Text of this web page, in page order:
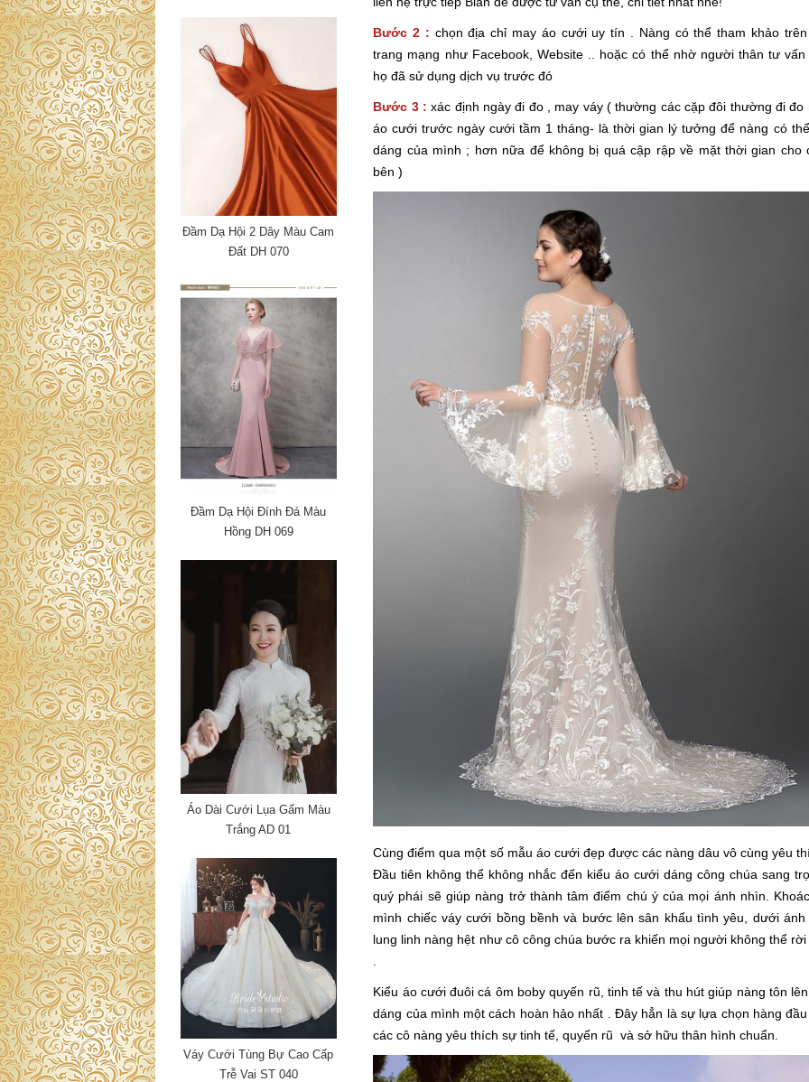
Bước 2 : chọn địa chỉ may áo cưới uy tín . Nàng có thể tham khảo
trang mạng như Facebook, Website .. hoặc có thể nhờ người thân tư vấn
họ đã sử dụng dịch vụ trước đó
Bước 3 : xác định ngày đi đo , may váy ( thường các cặp đôi thường đi đo
áo cưới trước ngày cưới tầm 1 tháng- là thời gian lý tưởng để nàng có
dáng của mình ; hơn nữa để không bị quá cập rập về mặt thời gian cho
bên )
Cùng điểm qua một số mẫu áo cưới đẹp được các nàng dâu vô cùng yêu
Đầu tiên không thể không nhắc đến kiểu áo cưới dáng công chúa sang
quý phái sẽ giúp nàng trở thành tâm điểm chú ý của mọi ánh nhìn.
mình chiếc váy cưới bồng bềnh và bước lên sân khấu tình yêu, dưới ánh
lung linh nàng hệt như cô công chúa bước ra khiến mọi người không thể
Kiểu áo cưới đuôi cá ôm boby quyến rũ, tinh tế và thu hút giúp nàng tôn
dáng của mình một cách hoàn hảo nhất . Đây hẳn là sự lựa chọn hàng
các cô nàng yêu thích sự tinh tế, quyến rũ và sở hữu thân hình chuẩn.
Đầm Dạ Hội 2 Dây Màu Cam
Đất DH 070
Đầm Dạ Hội Đính Đá Màu
Hồng DH 069
Áo Dài Cưới Lụa Gấm Màu
Trắng AD 01
Váy Cưới Tùng Bự Cao Cấp
Trễ Vai ST 040